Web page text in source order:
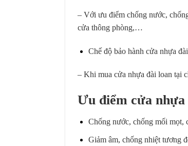
– Với ưu điểm chống nước,
cửa thông phòng,…
Chế độ bảo hành cửa nhựa
– Khi mua cửa nhựa đài loan tại
Ưu điểm cửa
Chống nước, chống mối mọt,
Giảm âm, chống nhiệt tương